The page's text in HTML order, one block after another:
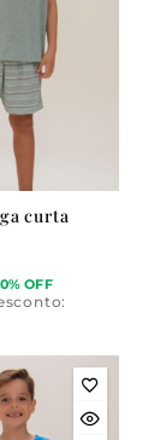
curta
OFF